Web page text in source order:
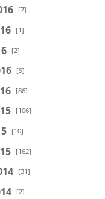
[7]
[1]
[2]
[9]
[86]
[106]
[10]
[162]
[31]
[2]